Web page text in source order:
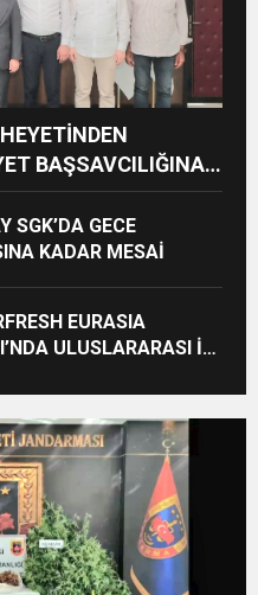
BAŞSAVCILIĞINA
SGK’DA GECE
KADAR MESAİ
EURASIA
ULUSLARARASI İŞ